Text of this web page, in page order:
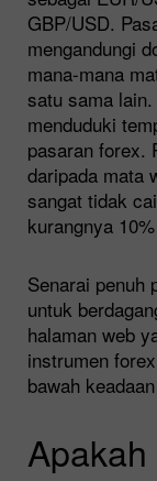
GBP/USD.
mengandungi
mana-mana
satu sama
menduduki
pasaran forex.
daripada mata
sangat tidak
kurangnya
Senarai penuh
untuk
halaman web
instrumen
bawah